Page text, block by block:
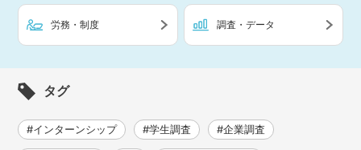
労務・制度 調査・データ
タグ
#インターンシップ #学生調査 #企業調査